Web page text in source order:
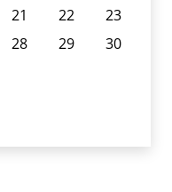
21 22
23
28 29
30